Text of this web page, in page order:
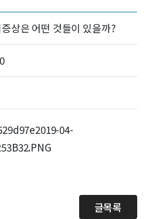
상은 어떤 것들이 있을까?
글목록